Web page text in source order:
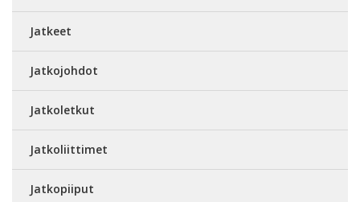
Jatkeet
Jatkojohdot
Jatkoletkut
Jatkoliittimet
Jatkopiiput